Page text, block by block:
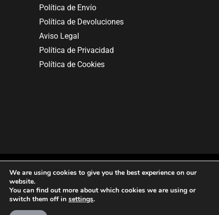
Política de Envío
Política de Devoluciones
Aviso Legal
Política de Privacidad
Política de Cookies
Copyright © 2025. All rights reserved.
We are using cookies to give you the best experience on our
website.
You can find out more about which cookies we are using or
switch them off in settings.